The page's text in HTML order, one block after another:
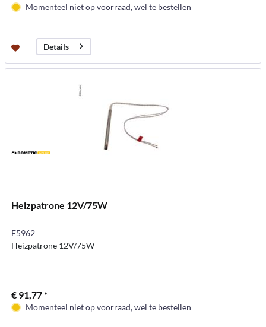
Momenteel niet op voorraad, wel te bestellen
Details
Heizpatrone 12V/75W
E5962
Heizpatrone 12V/75W
€ 91,77 *
Momenteel niet op voorraad, wel te bestellen